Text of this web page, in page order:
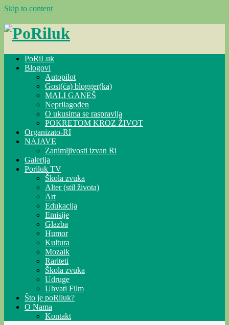
Skip to content
PoRiLuk
Blogovi
Autopilot
Gost(ća) blogger(ka)
MALI GANEŠ
Neprilagođen
O ukusima se raspravlja
POKRETOM KROZ ŽIVOT
Organizato-RI
NAJAVE
Zanimljivosti izvan Ri
Galerija
Poriluk TV
Škola zvuka
Alter (stil života)
Art
Edukacija
Emisije
Glazba
Humor
Kultura
Mozaik
Rariteti
Škola zvuka
Udruge
Uhvati Film
Što je poRiluk?
O Nama
Kontakt